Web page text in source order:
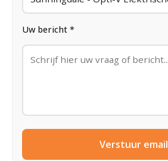
Uw bericht *
Verstuur email